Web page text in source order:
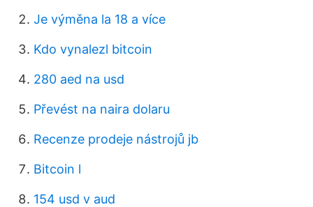
Je výměna la 18 a více
Kdo vynalezl bitcoin
280 aed na usd
Převést na naira dolaru
Recenze prodeje nástrojů jb
Bitcoin l
154 usd v aud